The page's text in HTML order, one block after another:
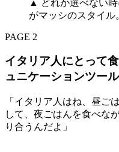
▲ どれか選べない
がマッシのスタイル
PAGE 2
イタリア人にとって
ュニケーションツール
「イタリア人はね、昼ご
して、夜ごはんを食べな
り合うんだよ」